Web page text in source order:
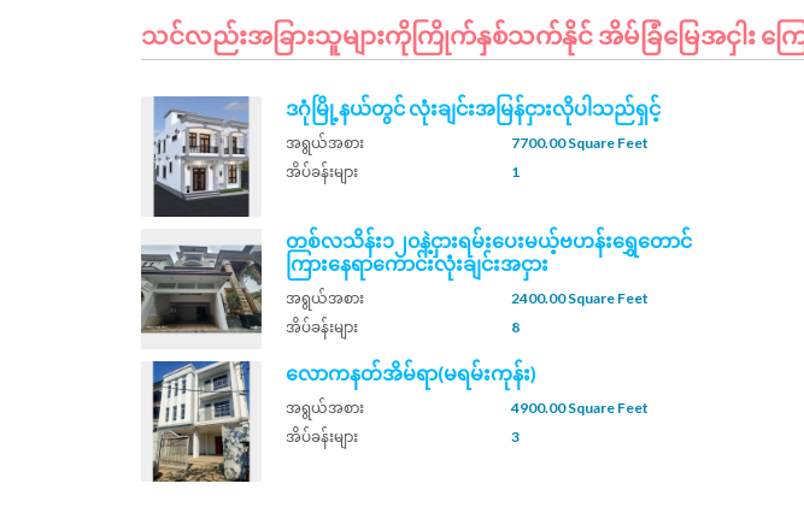
သင်လည်းအခြားသူများကိုကြိုက်နှစ်သက်နိုင် အိမ်ခြံမြေအငှါး ကြော်င
ဒဂုံမြို့နယ်တွင် လုံးချင်းအမြန်ငှားလိုပါသည်ရှင့်
အရွယ်အစား
7700.00 Square Feet
အိပ်ခန်းများ
1
တစ်လသိန်း၁၂၀နဲ့ငှားရမ်းပေးမယ့်ဗဟန်းရွှေတောင်
ကြားနေရာကောင်းလုံးချင်းအငှား
အရွယ်အစား
2400.00 Square Feet
အိပ်ခန်းများ
8
လောကနတ်အိမ်ရာ(မရမ်းကုန်း)
အရွယ်အစား
4900.00 Square Feet
အိပ်ခန်းများ
3